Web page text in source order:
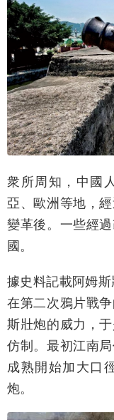
衆所周知，中國
亞、歐洲等地，
變革後。一些經
國。
據史料記載阿姆
在第二次鴉片戰
斯壯炮的威力，
仿制。最初江南
成熟開始加大口
炮。